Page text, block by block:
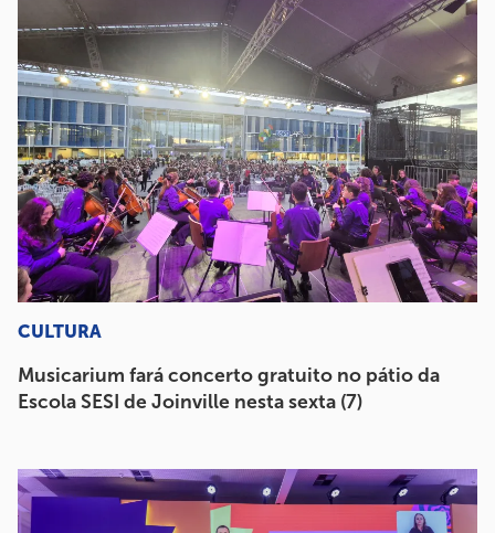
CULTURA
Musicarium fará concerto gratuito no pátio da
Escola SESI de Joinville nesta sexta (7)